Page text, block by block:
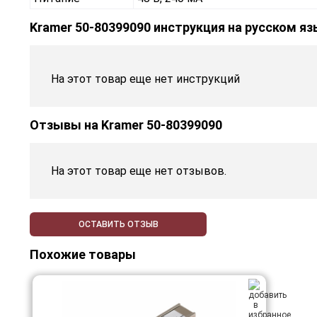
Kramer 50-80399090 инструкция на русском
На этот товар еще нет инструкций
Отзывы на Kramer 50-80399090
На этот товар еще нет отзывов.
ОСТАВИТЬ ОТЗЫВ
Похожие товары